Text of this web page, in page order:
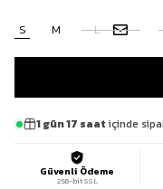
S M L
1 gün 17 saat içinde
Güvenli Ödeme
256-bit SSL